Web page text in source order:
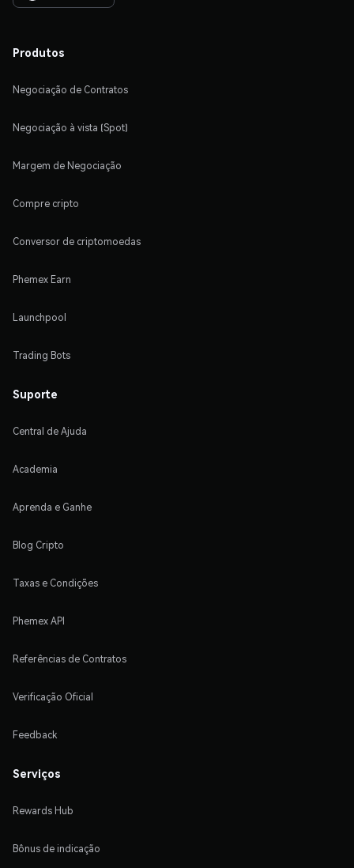
Produtos
Negociação de Contratos
Negociação à vista (Spot)
Margem de Negociação
Compre cripto
Conversor de criptomoedas
Phemex Earn
Launchpool
Trading Bots
Suporte
Central de Ajuda
Academia
Aprenda e Ganhe
Blog Cripto
Taxas e Condições
Phemex API
Referências de Contratos
Verificação Oficial
Feedback
Serviços
Rewards Hub
Bônus de indicação